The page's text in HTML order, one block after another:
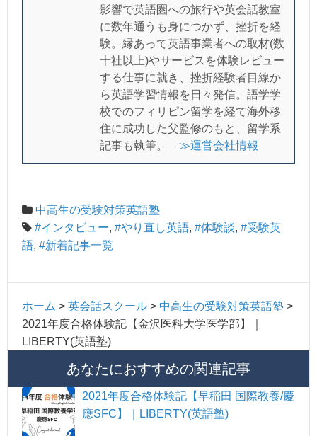
影響で英語圏への旅行や英会話教室
に数年通うも身につかず、挫折を経
験。縁あって英語事業者への取材(数
十社以上)やサービスを体験レビュー
する仕事に就き、挫折経験者目線か
ら英語学習情報を日々発信。語学学
校でのフィリピン留学を経て海外移
住に成功した父監修のもと、留学系
記事も執筆。 ≫運営会社情報
中高生の受験対策英語塾
#インタビュー, #やり直し英語, #体験談, #受験英
語, #新着記事一覧
ホーム > 英会話スクール > 中高生の受験対策英語塾 >
2021年度合格体験記【金沢医科大学医学部】｜
LIBERTY(英語塾)
あなたにおすすめの関連記事
2021年度合格体験記【早稲田 国際教養/慶
應SFC】｜LIBERTY(英語塾)